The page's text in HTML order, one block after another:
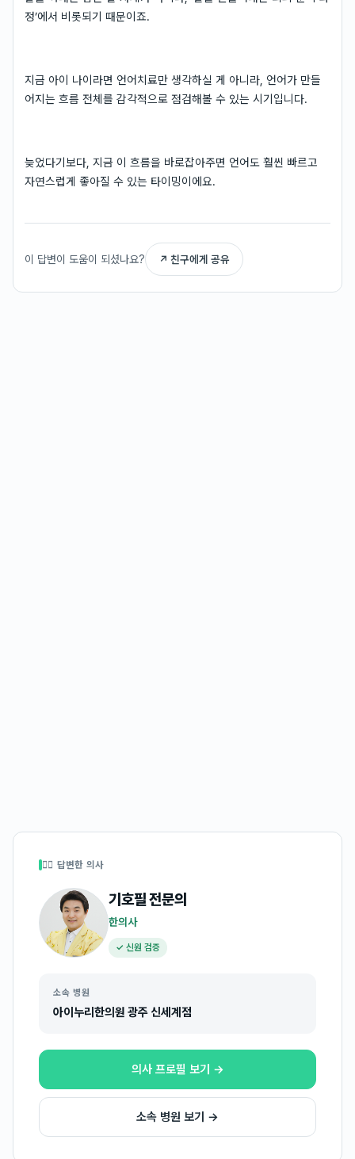
정’에서 비롯되기 때문이죠.
지금 아이 나이라면 언어치료만 생각하실 게 아니라, 언어가 만들
어지는 흐름 전체를 감각적으로 점검해볼 수 있는 시기입니다.
늦었다기보다, 지금 이 흐름을 바로잡아주면 언어도 훨씬 빠르고
자연스럽게 좋아질 수 있는 타이밍이에요.
이 답변이 도움이 되셨나요? ↗ 친구에게 공유
👩‍⚕️ 답변한 의사
기호필전문의
한의사
✓ 신원 검증
소속 병원
아이누리한의원 광주 신세계점
의사 프로필 보기 →
소속 병원 보기 →